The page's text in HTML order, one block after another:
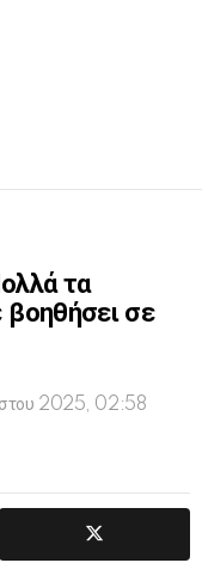
τα
σε
2025, 02:58